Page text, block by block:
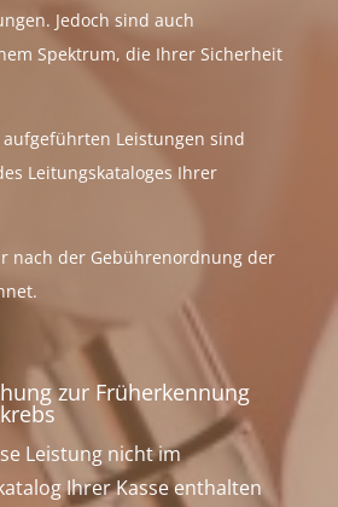
Jedoch sind auch
Spektrum, die Ihrer Sicherheit
Leistungen sind
Leitungskataloges Ihrer
nach der Gebührenordnung der
zur Früherkennung
Leistung nicht im
Ihrer Kasse enthalten